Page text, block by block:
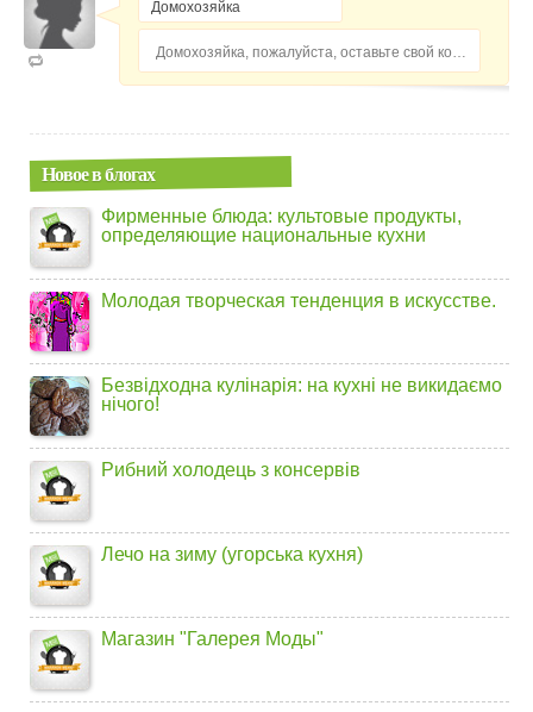
Домохозяйка, пожалуйста, оставьте свой комментарий...
Новое в блогах
Фирменные блюда: культовые продукты,
определяющие национальные кухни
Молодая творческая тенденция в искусстве.
Безвідходна кулінарія: на кухні не викидаємо
нічого!
Рибний холодець з консервів
Лечо на зиму (угорська кухня)
Магазин "Галерея Моды"